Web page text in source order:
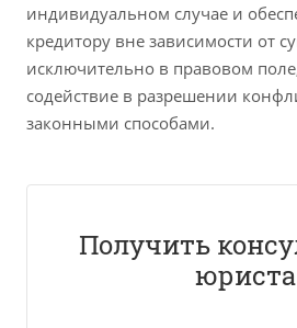
индивидуальном случае и
кредитору вне зависимости от
исключительно в правовом
содействие в разрешении
законными способами.
Получить
юриста